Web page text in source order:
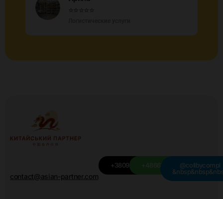
⭐⭐⭐⭐⭐
contact@asian-partner.com
+380949501115+48668439709@collbycompl